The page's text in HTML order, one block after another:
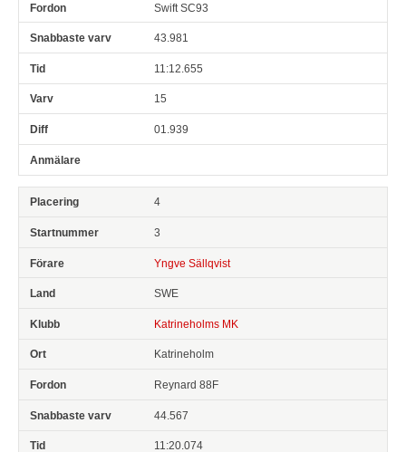
Swift SC93
43.981
11:12.655
15
01.939
4
3
Yngve Sällqvist
SWE
Katrineholms MK
Katrineholm
Reynard 88F
44.567
11:20.074